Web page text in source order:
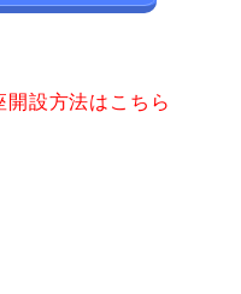
設方法はこちら